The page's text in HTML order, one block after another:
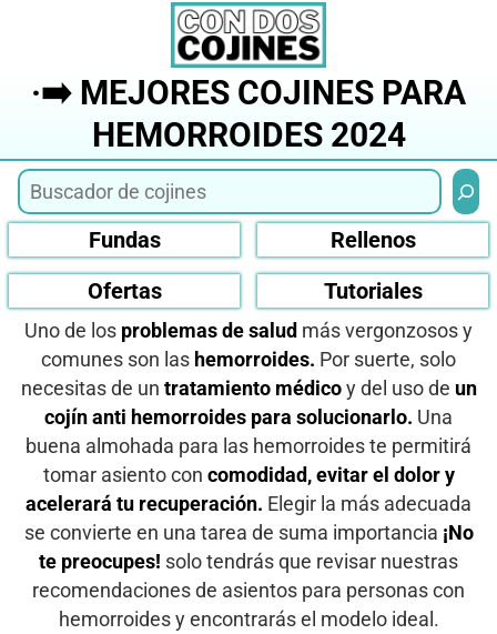
·➡️ MEJORES COJINES PARA
HEMORROIDES 2024
Fundas
Rellenos
Ofertas
Tutoriales
Uno de los problemas de salud más vergonzosos y
comunes son las hemorroides. Por suerte, solo
necesitas de un tratamiento médicoy del uso de un
cojín anti hemorroides para solucionarlo. Una
buena almohada para las hemorroides te permitirá
tomar asiento con comodidad, evitar el dolor y
acelerará tu recuperación. Elegir la más adecuada
se convierte en una tarea de suma importancia ¡No
te preocupes! solo tendrás que revisar nuestras
recomendaciones de asientos para personas con
hemorroides y encontrarás el modelo ideal.